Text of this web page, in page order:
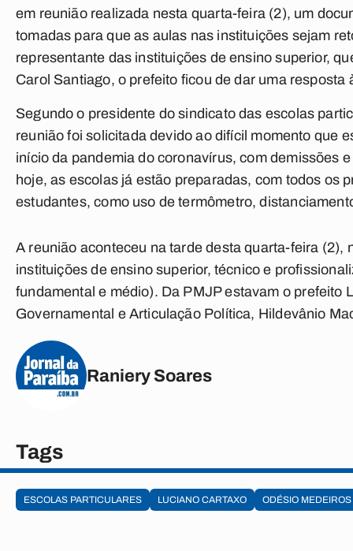
em reunião realizada nesta quarta-feira (2), um
tomadas para que as aulas nas instituições sejam
representante das instituições de ensino superior,
Carol Santiago, o prefeito ficou de dar uma resposta
Segundo o presidente do sindicato das escolas
reunião foi solicitada devido ao difícil momento que
início da pandemia do coronavírus, com demissões
hoje, as escolas já estão preparadas, com todos os
estudantes, como uso de termômetro,
A reunião aconteceu na tarde desta quarta-feira
instituições de ensino superior, técnico e
fundamental e médio). Da PMJP estavam o prefeito
Governamental e Articulação Política, Hildevânio
Raniery Soares
Tags
ESCOLAS PARTICULARES LUCIANO CARTAXO ODÉSIO MEDEIROS